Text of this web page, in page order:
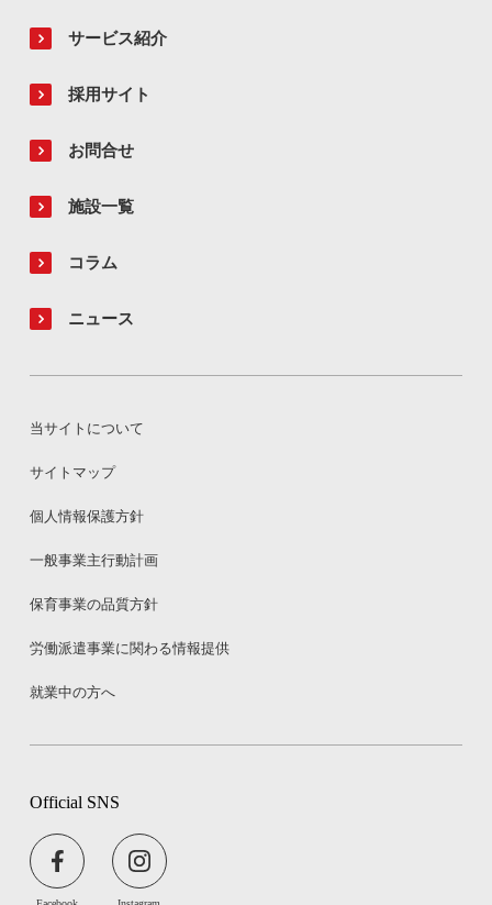
サービス紹介
採用サイト
お問合せ
施設一覧
コラム
ニュース
Official SNS
当サイトについて
サイトマップ
個人情報保護方針
一般事業主行動計画
保育事業の品質方針
労働派遣事業に関わる情報提供
就業中の方へ